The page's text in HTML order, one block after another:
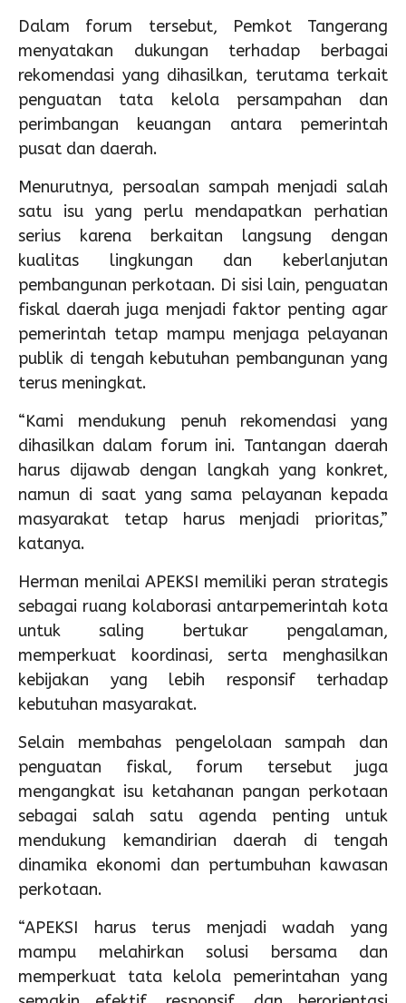
Dalam forum tersebut, Pemkot Tangerang
menyatakan dukungan terhadap berbagai
rekomendasi yang dihasilkan, terutama terkait
penguatan tata kelola persampahan dan
perimbangan keuangan antara pemerintah
pusat dan daerah.
Menurutnya, persoalan sampah menjadi salah
satu isu yang perlu mendapatkan perhatian
serius karena berkaitan langsung dengan
kualitas lingkungan dan keberlanjutan
pembangunan perkotaan. Di sisi lain, penguatan
fiskal daerah juga menjadi faktor penting agar
pemerintah tetap mampu menjaga pelayanan
publik di tengah kebutuhan pembangunan yang
terus meningkat.
“Kami mendukung penuh rekomendasi yang
dihasilkan dalam forum ini. Tantangan daerah
harus dijawab dengan langkah yang konkret,
namun di saat yang sama pelayanan kepada
masyarakat tetap harus menjadi prioritas,”
katanya.
Herman menilai APEKSI memiliki peran strategis
sebagai ruang kolaborasi antarpemerintah kota
untuk saling bertukar pengalaman,
memperkuat koordinasi, serta menghasilkan
kebijakan yang lebih responsif terhadap
kebutuhan masyarakat.
Selain membahas pengelolaan sampah dan
penguatan fiskal, forum tersebut juga
mengangkat isu ketahanan pangan perkotaan
sebagai salah satu agenda penting untuk
mendukung kemandirian daerah di tengah
dinamika ekonomi dan pertumbuhan kawasan
perkotaan.
“APEKSI harus terus menjadi wadah yang
mampu melahirkan solusi bersama dan
memperkuat tata kelola pemerintahan yang